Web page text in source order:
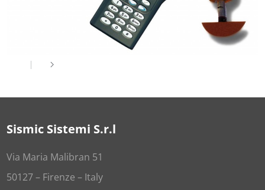
Sismic Sistemi S.r.l
Via Maria Malibran 51
50127 – Firenze – Italy